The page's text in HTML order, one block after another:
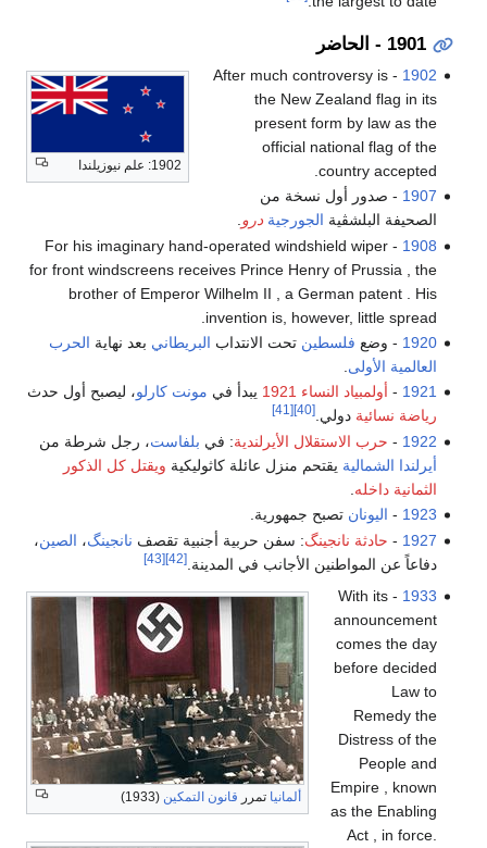
1901 - الحاضر
1902: علم نيوزيلندا
1902
- After much controversy is
the New Zealand flag in its
present form by law as the
official national flag of the
country accepted.
1907 - صدور أول نسخة من
الصحيفة البلشڤية الجورجية درو
1908
- For his imaginary hand-operated windshield wiper
for front windscreens receives Prince Henry of Prussia , the
brother of Emperor Wilhelm II , a German patent . His
invention is, however, little spread.
1920 - وضع فلسطين تحت الانتداب البريطاني بعد نهاية الحرب
العالمية الأولى
1921
- أولمبياد النساء 1921 يبدأ في مونت كارلو، ليصبح أول حدث
رياضة نسائية دولي.[40]
[41]
1922
- حرب الاستقلال الأيرلندية: في بلفاست، رجل شرطة من
أيرلندا الشمالية يقتحم منزل عائلة كاثوليكية ويقتل كل الذكور
الثمانية داخله
1923
- اليونان تصبح جمهورية.
1927
- حادثة نانجينگ: سفن حربية أجنبية تقصف نانجينگ، الصين،
دفاعاً عن المواطنين الأجانب في المدينة.[42]
[43]
ألمانيا تمرر قانون التمكين (1933)
1933
- With its
announcement
comes the day
before decided
Law to
Remedy the
Distress of the
People and
Empire , known
as the Enabling
Act , in force.